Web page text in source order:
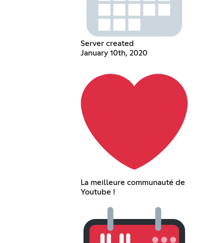
Server created
January 10th, 2020
La meilleure communauté de
Youtube !